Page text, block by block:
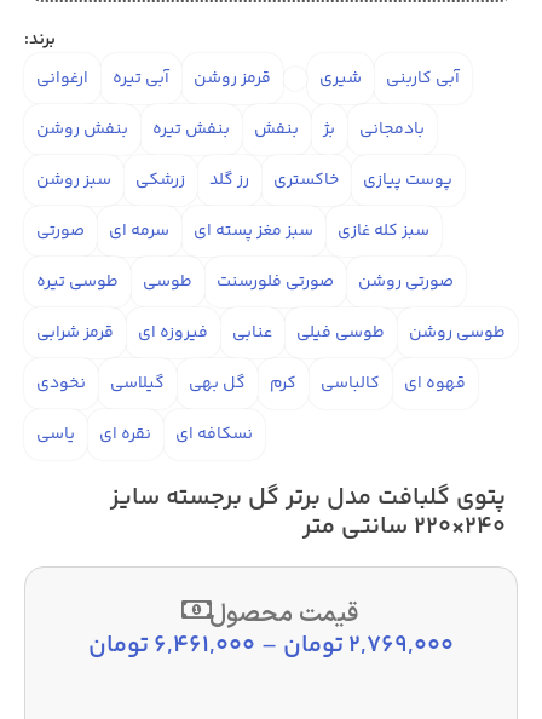
برند:
آبی کاربنی
شیری قرمز روشن آبی تیره
ارغوانی
بادمجانی
بژ بنفش بنفش تیره
بنفش روشن
پوست پیازی
خاکستری رز گلد زرشکی
سبز روشن
سبز کله غازی
سبز مغز پسته ای سرمه ای
صورتی
صورتی روشن
صورتی فلورسنت طوسی
طوسی تیره
طوسی روشن
طوسی فیلی عنابی فیروزه ای
قرمز شرابی
قهوه ای
کالباسی کرم گل بهی گیلاسی
نخودی
نسکافه ای
نقره ای یاسی
پتوی گلبافت مدل برتر گل برجسته سایز
240×220 سانتی متر
قیمت محصول
2,769,000تومان –
6,461,000تومان